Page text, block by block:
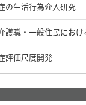
の生活行為介入研究
護職・一般住民にお
評価尺度開発